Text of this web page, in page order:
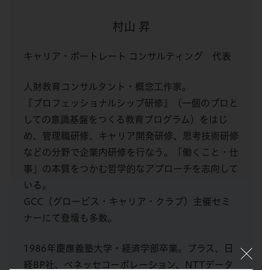
村山 昇
キャリア・ポートレート コンサルティング 代表
人財教育コンサルタント・概念工作家。
『プロフェッショナルシップ研修』（一個のプロと
しての意識基盤をつくる教育プログラム）をはじ
め、管理職研修、キャリア開発研修、思考技術研修
などの分野で企業内研修を行なう。「働くこと・仕
事」の本質をつかむ哲学的なアプローチを志向して
いる。
GCC（グロービス・キャリア・クラブ）主催セミ
ナーにて登壇も多数。
1986年慶應義塾大学・経済学部卒業。プラス、日
経BP社、ベネッセコーポレーション、NTTデータ